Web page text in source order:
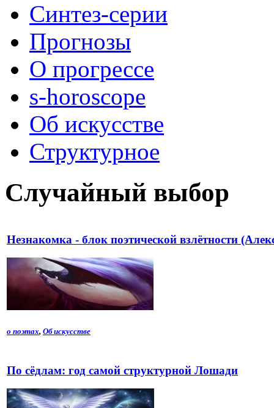
Синтез-серии
Прогнозы
О прогрессе
s-horoscope
Об искусстве
Структурное
Случайный выбор
Незнакомка - блок поэтической взлётности
о поэтах, Об искусстве
По сёдлам: год самой структурной Лошади